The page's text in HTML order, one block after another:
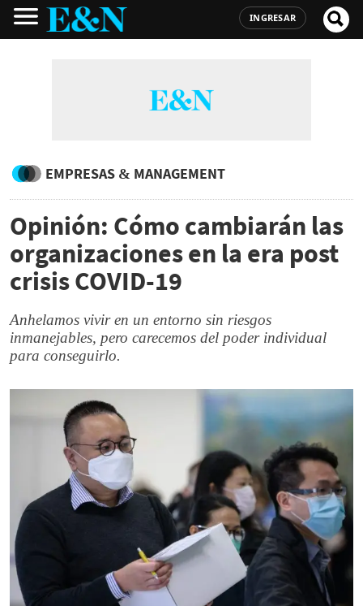
INGRESAR
EMPRESAS & MANAGEMENT
Opinión: Cómo cambiarán las
organizaciones en la era post
crisis COVID-19
Anhelamos vivir en un entorno sin riesgos
inmanejables, pero carecemos del poder individual
para conseguirlo.